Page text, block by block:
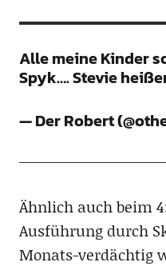
Alle meine Kinder
Spyk…. Stevie
— Der Robert
Ähnlich auch beim
Ausführung durch
Monats-verdächtig